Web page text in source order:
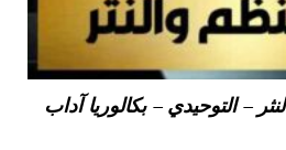
– التوحيدي – بكالوريا آداب